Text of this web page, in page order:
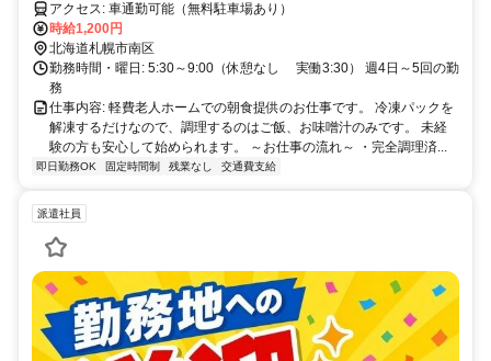
アクセス: 車通勤可能（無料駐車場あり）
時給1,200円
北海道札幌市南区
勤務時間・曜日: 5:30～9:00（休憩なし 実働3:30） 週4日～5回の勤
務
仕事内容: 軽費老人ホームでの朝食提供のお仕事です。 冷凍パックを
解凍するだけなので、調理するのはご飯、お味噌汁のみです。 未経
験の方も安心して始められます。 ～お仕事の流れ～ ・完全調理済...
即日勤務OK 固定時間制 残業なし 交通費支給
派遣社員